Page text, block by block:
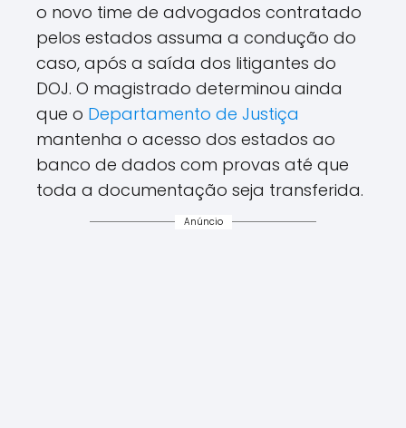
o novo time de advogados contratado
pelos estados assuma a condução do
caso, após a saída dos litigantes do
DOJ. O magistrado determinou ainda
que o Departamento de Justiça
mantenha o acesso dos estados ao
banco de dados com provas até que
toda a documentação seja transferida.
Anúncio